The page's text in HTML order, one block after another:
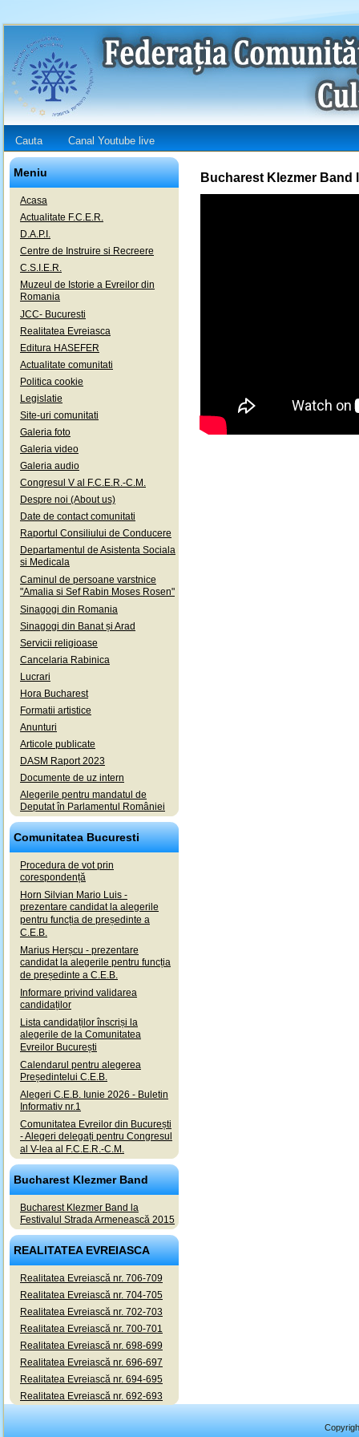
Cauta Canal Youtube live
Meniu
Acasa
Actualitate F.C.E.R.
D.A.P.I.
Centre de Instruire si Recreere
C.S.I.E.R.
Muzeul de Istorie a Evreilor din
Romania
JCC- Bucuresti
Realitatea Evreiasca
Editura HASEFER
Actualitate comunitati
Politica cookie
Legislatie
Site-uri comunitati
Galeria foto
Galeria video
Galeria audio
Congresul V al F.C.E.R.-C.M.
Despre noi (About us)
Date de contact comunitati
Raportul Consiliului de Conducere
Departamentul de Asistenta Sociala
si Medicala
Caminul de persoane varstnice
"Amalia si Sef Rabin Moses Rosen"
Sinagogi din Romania
Sinagogi din Banat și Arad
Servicii religioase
Cancelaria Rabinica
Lucrari
Hora Bucharest
Formatii artistice
Anunturi
Articole publicate
DASM Raport 2023
Documente de uz intern
Alegerile pentru mandatul de
Deputat în Parlamentul României
Comunitatea Bucuresti
Procedura de vot prin
corespondență
Horn Silvian Mario Luis -
prezentare candidat la alegerile
pentru funcția de președinte a
C.E.B.
Marius Herșcu - prezentare
candidat la alegerile pentru funcția
de președinte a C.E.B.
Informare privind validarea
candidaților
Lista candidaților înscriși la
alegerile de la Comunitatea
Evreilor București
Calendarul pentru alegerea
Președintelui C.E.B.
Alegeri C.E.B. Iunie 2026 - Buletin
Informativ nr.1
Comunitatea Evreilor din București
- Alegeri delegați pentru Congresul
al V-lea al F.C.E.R.-C.M.
Bucharest Klezmer Band
Bucharest Klezmer Band la
Festivalul Strada Armenească 2015
REALITATEA EVREIASCA
Realitatea Evreiască nr. 706-709
Realitatea Evreiască nr. 704-705
Realitatea Evreiască nr. 702-703
Realitatea Evreiască nr. 700-701
Realitatea Evreiască nr. 698-699
Realitatea Evreiască nr. 696-697
Realitatea Evreiască nr. 694-695
Realitatea Evreiască nr. 692-693
Bucharest Klezmer Band